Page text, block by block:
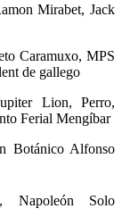
Mirabet, Jack
Caramuxo, MPS
de gallego
Lion, Perro,
Ferial Mengíbar
Botánico Alfonso
Napoleón Solo